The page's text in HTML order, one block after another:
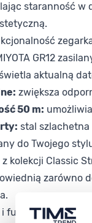
staranność w
GR12
aktualną
zwiększa
50 m:
stal
do Twojego
kolekcji Classic
zarówno
funkcjonalności